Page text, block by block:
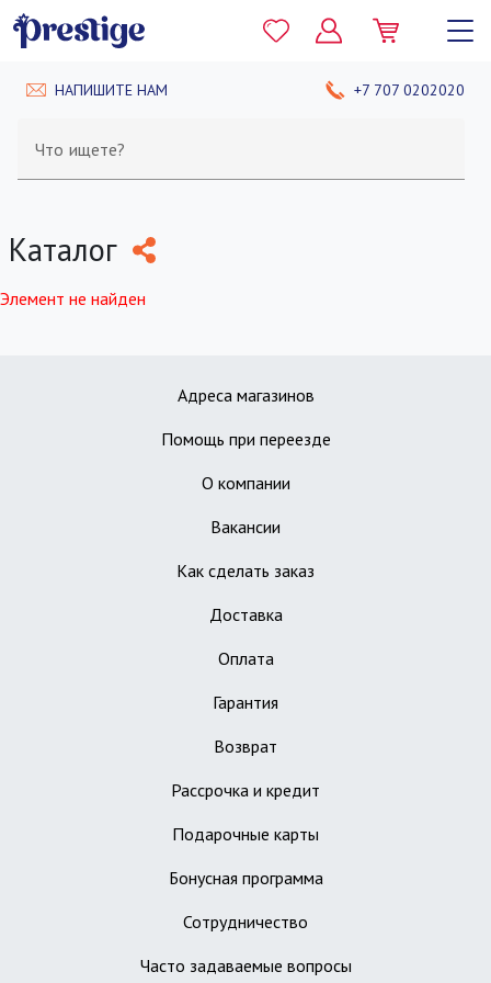
НАПИШИТЕ НАМ +7 707 0202020
Что ищете?
Каталог
Элемент не найден
Адреса магазинов
Помощь при переезде
О компании
Вакансии
Как сделать заказ
Доставка
Оплата
Гарантия
Возврат
Рассрочка и кредит
Подарочные карты
Бонусная программа
Сотрудничество
Часто задаваемые вопросы